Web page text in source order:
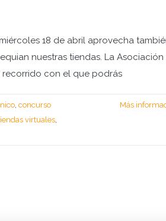
18 de abril aprovecha
nuestras tiendas. La Asociación
con el que podrás
, concurso
virtuales,
Más